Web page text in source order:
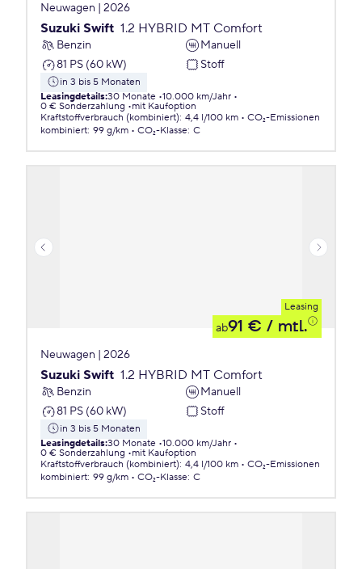
Neuwagen | 2026
Suzuki Swift 1.2 HYBRID MT Comfort
Benzin
Manuell
81 PS (60 kW)
Stoff
in 3 bis 5 Monaten
Leasingdetails:30 Monate 10.000 km/Jahr
0 € Sonderzahlung
mit Kaufoption
Kraftstoffverbrauch (kombiniert): 4,4 l/100 km
CO₂-Emissionen
kombiniert: 99 g/km CO₂-Klasse: C
Leasing
ab91 € / mtl.
Neuwagen | 2026
Suzuki Swift 1.2 HYBRID MT Comfort
Benzin
Manuell
81 PS (60 kW)
Stoff
in 3 bis 5 Monaten
Leasingdetails:30 Monate 10.000 km/Jahr
0 € Sonderzahlung
mit Kaufoption
Kraftstoffverbrauch (kombiniert): 4,4 l/100 km
CO₂-Emissionen
kombiniert: 99 g/km CO₂-Klasse: C